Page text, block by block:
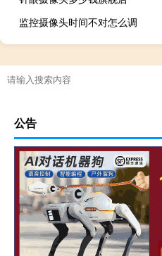
监控摄像头时间不对怎么调
公告